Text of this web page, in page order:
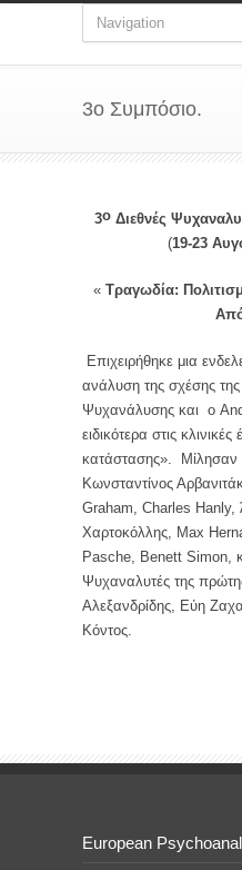
3ο Συμπόσιο.
3ο Διεθνές
(19-23
« Τραγωδία:
Επιχειρήθηκε μια
ανάλυση της σχέσης
Ψυχανάλυσης και ο
ειδικότερα στις
κατάστασης». Μίλησαν
Κωνσταντίνος
Graham, Charles Hanly,
Χαρτοκόλλης, Max
Pasche, Benett Simon,
Ψυχαναλυτές της
Αλεξανδρίδης, Εύη
Κόντος.
European